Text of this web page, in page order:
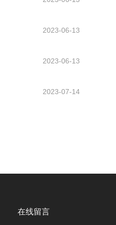
2023-06-13
2023-06-13
2023-07-14
在线留言